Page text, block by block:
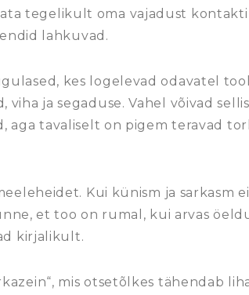
tegelikult oma vajadust kontakti
lahkuvad.
kes logelevad odavatel
ja segaduse. Vahel võivad
tavaliselt on pigem teravad
Kui künism ja sarkasm
et too on rumal, kui arvas
kirjalikult.
mis otsetõlkes tähendab